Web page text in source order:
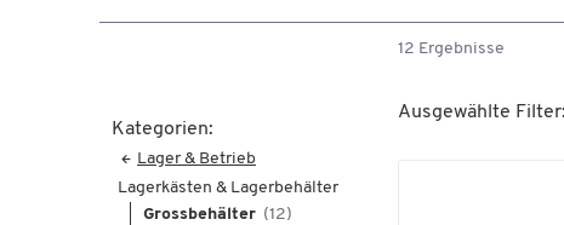
Kategorien:
Lager & Betrieb
Lagerkästen & Lagerbehälter
Grossbehälter (12)
12 Ergebnisse
Ausgewählte Filter: